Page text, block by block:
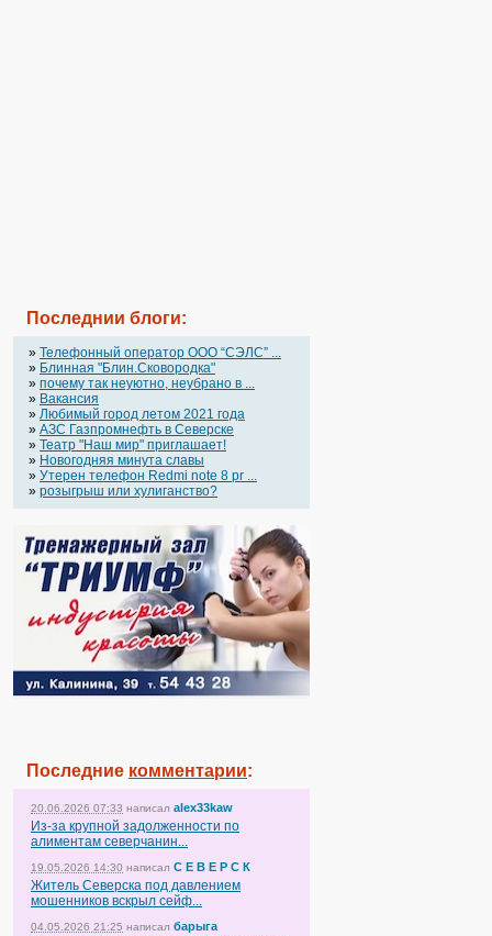
Последнии блоги:
» Телефонный оператор OOO “СЭЛС” ...
» Блинная "Блин.Сковородка"
» почему так неуютно, неубрано в ...
» Вакансия
» Любимый город летом 2021 года
» АЗС Газпромнефть в Северске
» Театр "Наш мир" приглашает!
» Новогодняя минута славы
» Утерен телефон Redmi note 8 pr ...
» розыгрыш или хулиганство?
Последние комментарии:
20.06.2026 07:33 написал alex33kaw
Из-за крупной задолженности по
алиментам северчанин...
19.05.2026 14:30 написал С Е В Е Р С К
Житель Северска под давлением
мошенников вскрыл сейф...
04.05.2026 21:25 написал барыга